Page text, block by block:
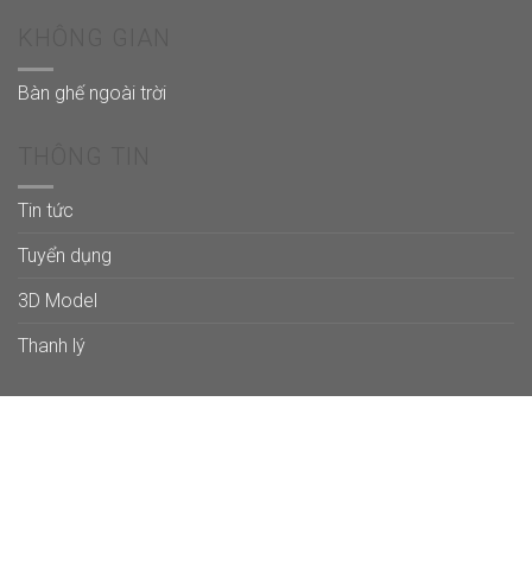
Bàn ghế ngoài trời
Tin tức
Tuyển dụng
3D Model
Thanh lý